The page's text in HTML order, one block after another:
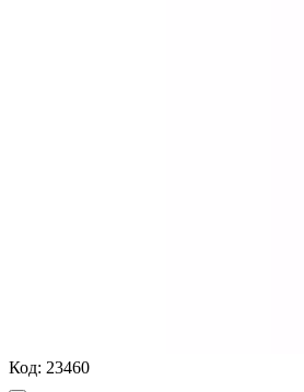
Код: 23460